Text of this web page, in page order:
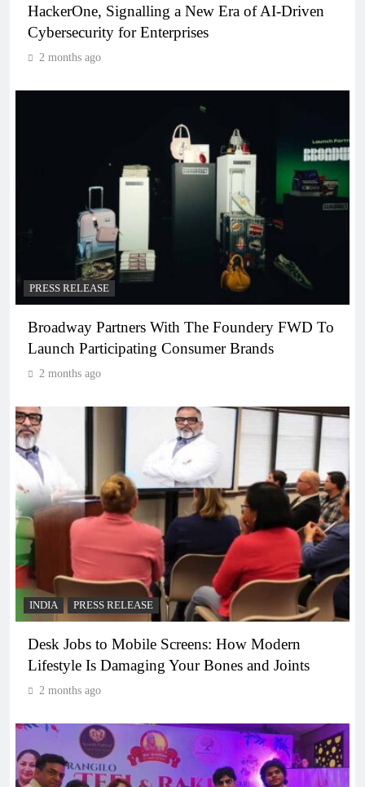
HackerOne, Signalling a New Era of AI-Driven
Cybersecurity for Enterprises
2 months ago
PRESS RELEASE
Broadway Partners With The Foundery FWD To
Launch Participating Consumer Brands
2 months ago
INDIA PRESS RELEASE
Desk Jobs to Mobile Screens: How Modern
Lifestyle Is Damaging Your Bones and Joints
2 months ago